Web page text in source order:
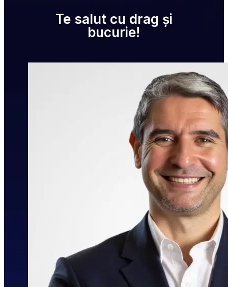
Te salut cu drag și
bucurie!